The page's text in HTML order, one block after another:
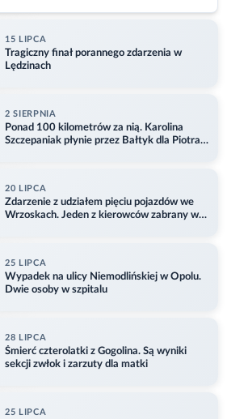
15 LIPCA
Tragiczny finał porannego zdarzenia w
Lędzinach
2 SIERPNIA
Ponad 100 kilometrów za nią. Karolina
Szczepaniak płynie przez Bałtyk dla Piotra.
20 LIPCA
Zdarzenie z udziałem pięciu pojazdów we
Wrzoskach. Jeden z kierowców zabrany w
25 LIPCA
Wypadek na ulicy Niemodlińskiej w Opolu.
Dwie osoby w szpitalu
28 LIPCA
Śmierć czterolatki z Gogolina. Są wyniki
sekcji zwłok i zarzuty dla matki
25 LIPCA